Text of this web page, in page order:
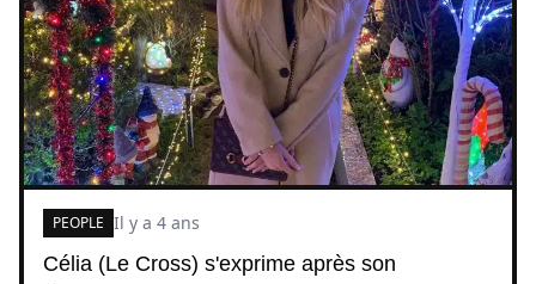
Célia (Le Cross) s'exprime après son
PEOPLE Il y a 4 ans